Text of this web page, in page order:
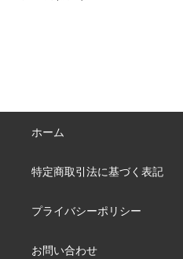
ホーム
特定商取引法に基づく表記
プライバシーポリシー
お問い合わせ